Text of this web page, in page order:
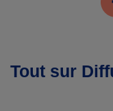
Tout sur